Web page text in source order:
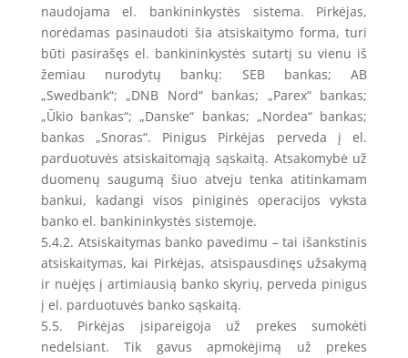
naudojama el. bankininkystės sistema. Pirkėjas,
norėdamas pasinaudoti šia atsiskaitymo forma, turi
būti pasirašęs el. bankininkystės sutartį su vienu iš
žemiau nurodytų bankų: SEB bankas; AB
„Swedbank“; „DNB Nord“ bankas; „Parex“ bankas;
„Ūkio bankas“; „Danske“ bankas; „Nordea“ bankas;
bankas „Snoras“. Pinigus Pirkėjas perveda į el.
parduotuvės atsiskaitomąją sąskaitą. Atsakomybė už
duomenų saugumą šiuo atveju tenka atitinkamam
bankui, kadangi visos piniginės operacijos vyksta
banko el. bankininkystės sistemoje.
5.4.2. Atsiskaitymas banko pavedimu – tai išankstinis
atsiskaitymas, kai Pirkėjas, atsispausdinęs užsakymą
ir nuėjęs į artimiausią banko skyrių, perveda pinigus
į el. parduotuvės banko sąskaitą.
5.5. Pirkėjas įsipareigoja už prekes sumokėti
nedelsiant. Tik gavus apmokėjimą už prekes